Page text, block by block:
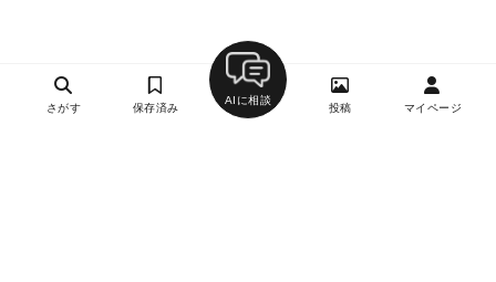
さがす 保存済み
AIに相談
投稿 マイページ